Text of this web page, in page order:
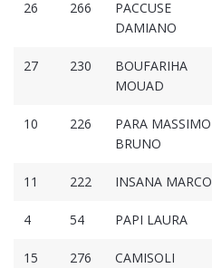
26 266
PACCUSE
DAMIANO
27 230
BOUFARIHA
MOUAD
10 226
PARA MASSIMO
BRUNO
11 222 INSANA MARCO
4 54 PAPI LAURA
15 276
CAMISOLI